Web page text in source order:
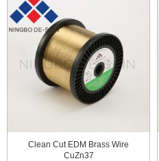
Clean Cut EDM Brass Wire
CuZn37